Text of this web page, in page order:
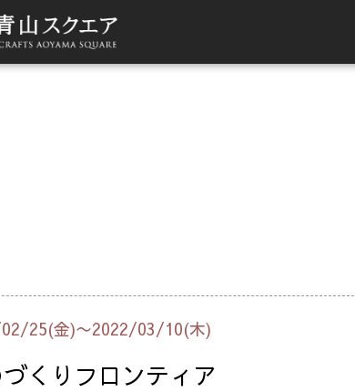
25(金)〜2022/03/10(木)
くりフロンティア